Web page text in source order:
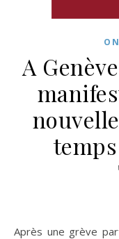
A
Après une grève partielle, le corps enseignant de l’école